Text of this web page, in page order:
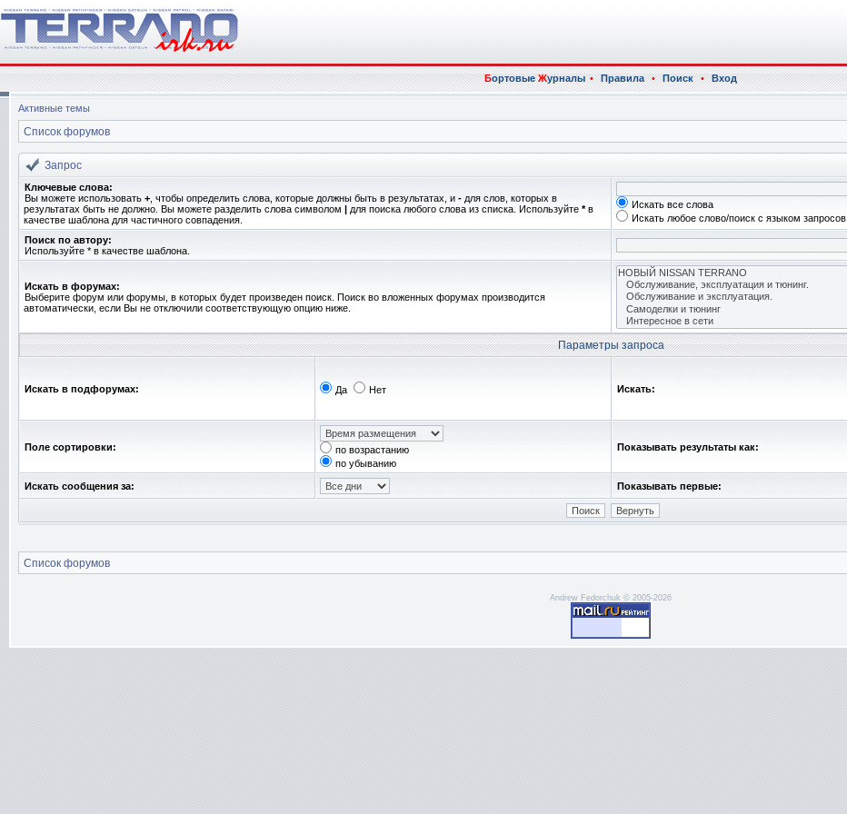
БортовыеЖурналы • Правила • Поиск • Вход
Активные темы
Список форумов
Запрос
Ключевые слова:
Вы можете использовать + , чтобы определить слова, которые должны быть в результатах, и - для слов, которых в
результатах быть не должно. Вы можете разделить слова символом | для поиска любого слова из списка. Используйте *в
качестве шаблона для частичного совпадения.
Искать все слова
Искать любое слово/поиск с языком запросов
Поиск по автору:
Используйте * в качестве шаблона.
Искать в форумах:
Выберите форум или форумы, в которых будет произведен поиск. Поиск во вложенных форумах производится
автоматически, если Вы не отключили соответствующую опцию ниже.
Параметры запроса
Искать в подфорумах: Да Нет Искать:
Поле сортировки:
по возрастанию
по убыванию
Показывать результаты как:
Искать сообщения за: Показывать первые:
Список форумов
Andrew Fedorchuk © 2005-2026